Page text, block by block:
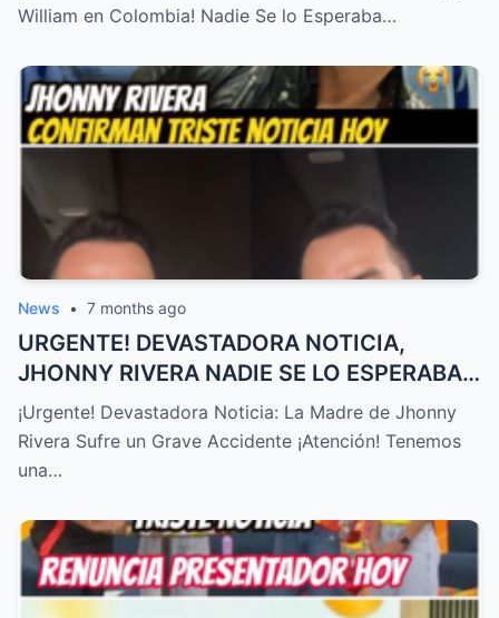
William en Colombia! Nadie Se lo Esperaba…
News • 7 months ago
URGENTE! DEVASTADORA NOTICIA,
JHONNY RIVERA NADIE SE LO ESPERABA,
ACABA de SUCEDER! – HTT
¡Urgente! Devastadora Noticia: La Madre de Jhonny
Rivera Sufre un Grave Accidente ¡Atención! Tenemos
una…